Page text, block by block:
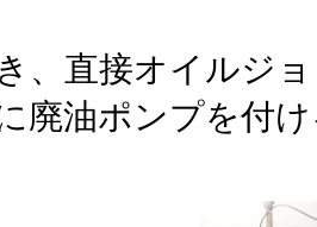
、直接オイルジ
廃油ポンプを付